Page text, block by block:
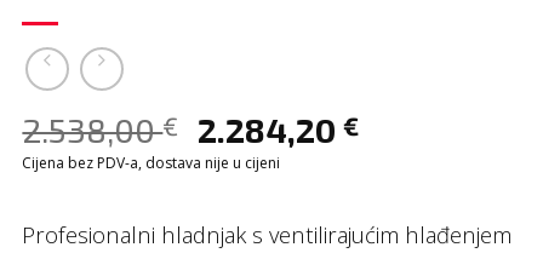
2.538,00€ 2.284,20 €
Cijena bez PDV-a, dostava nije u cijeni
Profesionalni hladnjak s ventilirajućim hlađenjem